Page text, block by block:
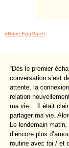
#Notre FyraMatch
“Dès le premier
conversation s’est
attente, la
relation
ma vie… Il était clair
partager ma vie.
Le lendemain
d’encore plus
routine avec toi / et